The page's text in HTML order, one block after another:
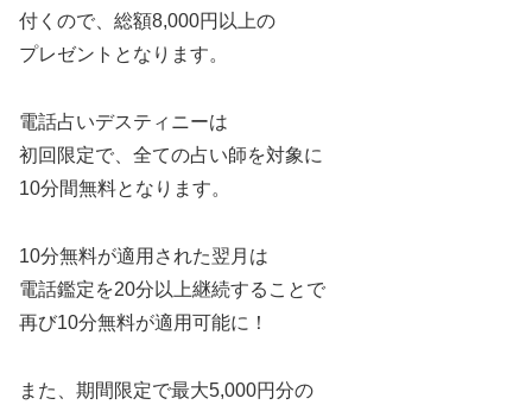
付くので、総額8,000円以上の
プレゼントとなります。
電話占いデスティニーは
初回限定で、全ての占い師を対象に
10分間無料となります。
10分無料が適用された翌月は
電話鑑定を20分以上継続することで
再び10分無料が適用可能に！
また、期間限定で最大5,000円分の